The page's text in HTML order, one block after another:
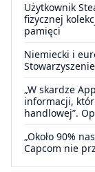
Użytkownik
fizycznej
pamięci
Niemiecki i
„W skardze
informacji,
handlowej”.
„Około 90%
Capcom nie